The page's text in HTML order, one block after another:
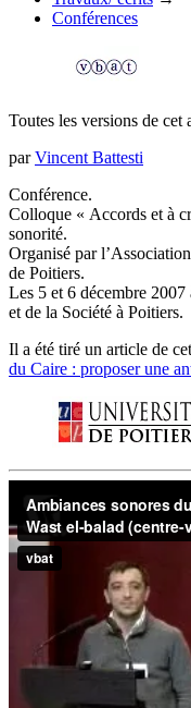
Conférences
Toutes les versions de cet
parVincent Battesti
Conférence.
Colloque « Accords et à
sonorité.
Organisé par
de Poitiers.
Les 5 et 6 décembre
et de la Société à Poitiers.
Il a été tiré un article de
du Caire : proposer une